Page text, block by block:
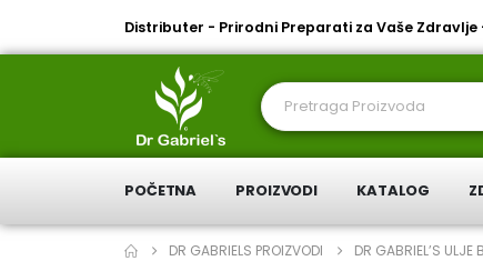
Distributer - Prirodni Preparati za Vaše
POČETNA PROIZVODI KATALOG
DR GABRIELS PROIZVODI DR GABRIEL’S ULJE